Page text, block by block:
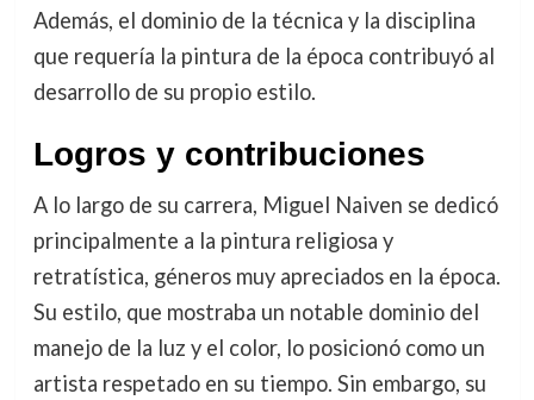
Además, el dominio de la técnica y la disciplina
que requería la pintura de la época contribuyó al
desarrollo de su propio estilo.
Logros y contribuciones
A lo largo de su carrera, Miguel Naiven se dedicó
principalmente a la pintura religiosa y
retratística, géneros muy apreciados en la época.
Su estilo, que mostraba un notable dominio del
manejo de la luz y el color, lo posicionó como un
artista respetado en su tiempo. Sin embargo, su